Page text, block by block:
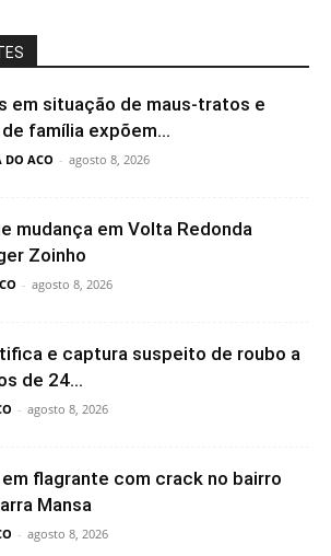
em situação de maus-tratos e
família expõem...
DO ACO - agosto 8, 2026
mudança em Volta Redonda
Zoinho
- agosto 8, 2026
e captura suspeito de roubo a
de 24...
- agosto 8, 2026
flagrante com crack no bairro
Mansa
- agosto 8, 2026